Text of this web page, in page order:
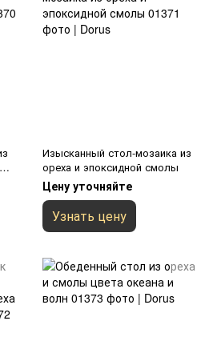
Изысканный стол-мозаика из
ореха и эпоксидной смолы
Цену уточняйте
Узнать цену